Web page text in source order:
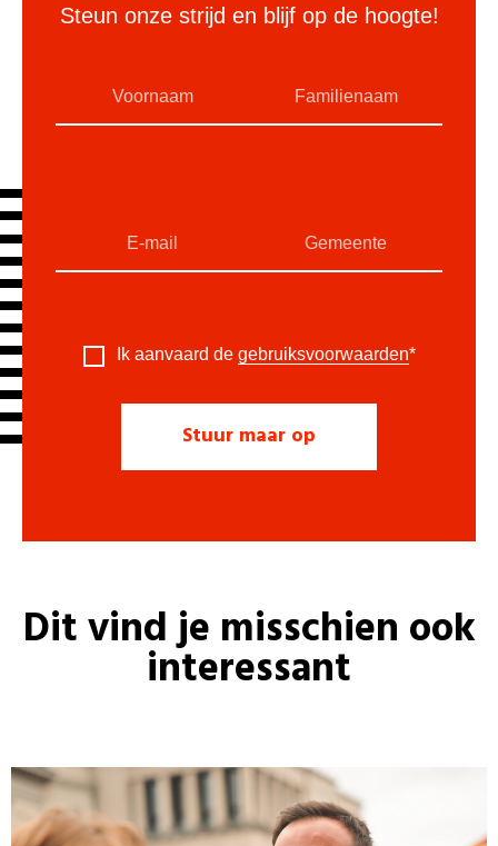
Steun onze strijd en blijf op de hoogte!
Ik aanvaard de gebruiksvoorwaarden*
Dit vind je misschien ook
interessant